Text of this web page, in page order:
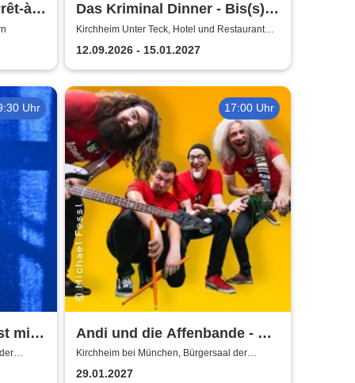
à-
Das Kriminal Dinner - Bis(s)
zum letzten Zug
Kirchheim Unter Teck, Hotel und Restaurant
12.09.2026 - 15.01.2027
Uhr
mit
17:00 Uhr
Andi und die Affenbande - Ein
buntes Konzerterlebnis für
Kinder!
Kirchheim bei München, Bürgersaal der
Gemeinde Kirchheim
29.01.2027